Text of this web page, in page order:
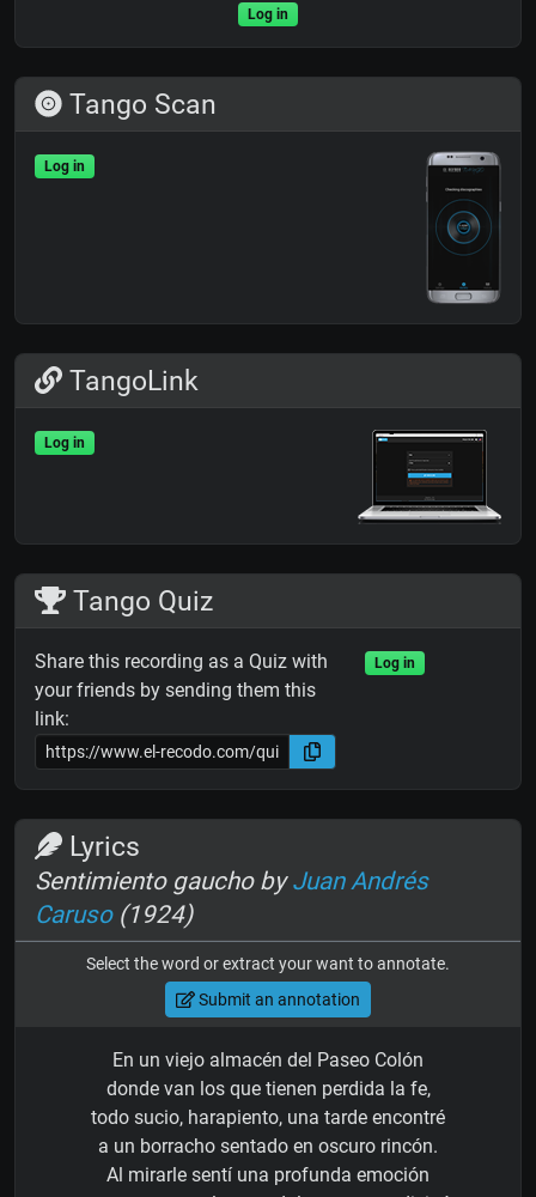
Log in
Tango Scan
Log in
TangoLink
Log in
Tango Quiz
Share this recording as a Quiz with
your friends by sending them this
link:
Log in
Lyrics
Sentimiento gaucho byJuan Andrés
Caruso(1924)
Select the word or extract your want to annotate.
Submit an annotation
En un viejo almacén del Paseo Colón
donde van los que tienen perdida la fe,
todo sucio, harapiento, una tarde encontré
a un borracho sentado en oscuro rincón.
Al mirarle sentí una profunda emoción